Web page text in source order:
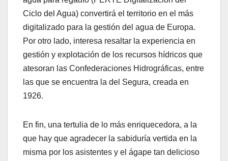
Ciclo del Agua) convertirá el territorio en el más
digitalizado para la gestión del agua de Europa.
Por otro lado, interesa resaltar la experiencia en
gestión y explotación de los recursos hídricos que
atesoran las Confederaciones Hidrográficas, entre
las que se encuentra la del Segura, creada en
1926.
En fin, una tertulia de lo más enriquecedora, a la
que hay que agradecer la sabiduría vertida en la
misma por los asistentes y el ágape tan delicioso